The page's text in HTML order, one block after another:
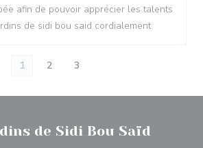
afin de pouvoir apprécier les talents
de sidi bou said cordialement
1 2 3
de Sidi Bou Saïd